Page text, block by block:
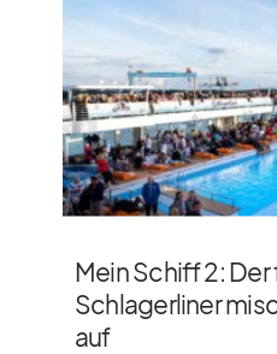
Mein Schiff 2:
Schlagerliner
auf